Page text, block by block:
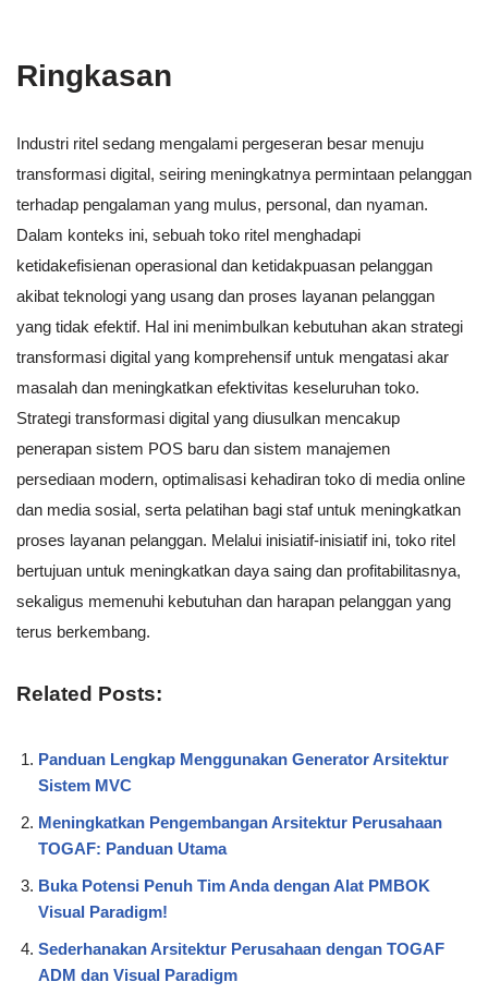
Ringkasan
Industri ritel sedang mengalami pergeseran besar menuju
transformasi digital, seiring meningkatnya permintaan pelanggan
terhadap pengalaman yang mulus, personal, dan nyaman.
Dalam konteks ini, sebuah toko ritel menghadapi
ketidakefisienan operasional dan ketidakpuasan pelanggan
akibat teknologi yang usang dan proses layanan pelanggan
yang tidak efektif. Hal ini menimbulkan kebutuhan akan strategi
transformasi digital yang komprehensif untuk mengatasi akar
masalah dan meningkatkan efektivitas keseluruhan toko.
Strategi transformasi digital yang diusulkan mencakup
penerapan sistem POS baru dan sistem manajemen
persediaan modern, optimalisasi kehadiran toko di media online
dan media sosial, serta pelatihan bagi staf untuk meningkatkan
proses layanan pelanggan. Melalui inisiatif-inisiatif ini, toko ritel
bertujuan untuk meningkatkan daya saing dan profitabilitasnya,
sekaligus memenuhi kebutuhan dan harapan pelanggan yang
terus berkembang.
Related Posts:
Panduan Lengkap Menggunakan Generator Arsitektur
Sistem MVC
Meningkatkan Pengembangan Arsitektur Perusahaan
TOGAF: Panduan Utama
Buka Potensi Penuh Tim Anda dengan Alat PMBOK
Visual Paradigm!
Sederhanakan Arsitektur Perusahaan dengan TOGAF
ADM dan Visual Paradigm